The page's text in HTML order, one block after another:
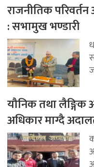
राजनीतिक
: सभामुख भण्डारी
यौनिक तथा
अधिकार माग्दै